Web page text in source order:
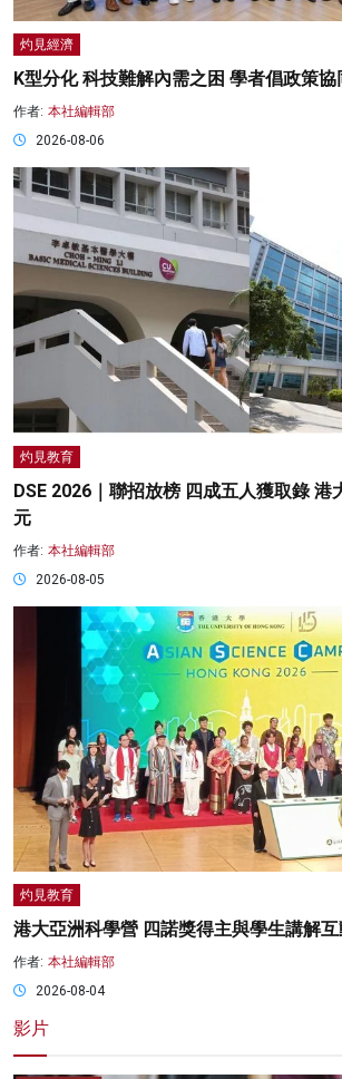
灼見經濟
K型分化 科技難解內需之困 學者倡政策協
作者: 本社編輯部
2026-08-06
灼見教育
DSE 2026｜聯招放榜 四成五人獲取錄 港
元
作者: 本社編輯部
2026-08-05
灼見教育
港大亞洲科學營 四諾獎得主與學生講解
作者: 本社編輯部
2026-08-04
影片